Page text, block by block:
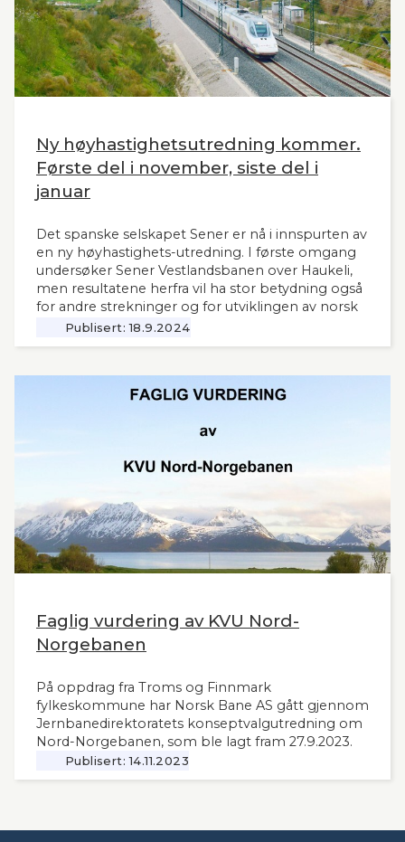
Ny høyhastighetsutredning kommer.
Første del i november, siste del i
januar
Det spanske selskapet Sener er nå i innspurten av
en ny høyhastighets-utredning. I første omgang
undersøker Sener Vestlandsbanen over Haukeli,
men resultatene herfra vil ha stor betydning også
for andre strekninger og for utviklingen av norsk
jernbane generelt. Norsk Bane, er oppdragsgiver
for utredningen.
Publisert: 18.9.2024
Faglig vurdering av KVU Nord-
Norgebanen
På oppdrag fra Troms og Finnmark
fylkeskommune har Norsk Bane AS gått gjennom
Jernbanedirektoratets konseptvalgutredning om
Nord-Norgebanen, som ble lagt fram 27.9.2023.
Publisert: 14.11.2023